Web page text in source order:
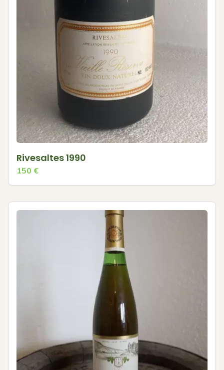
Rivesaltes 1990
150 €